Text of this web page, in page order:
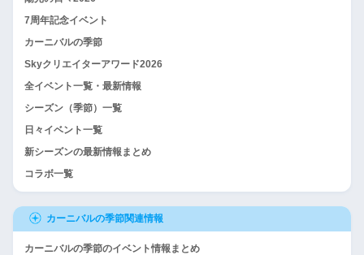
7周年記念イベント
カーニバルの季節
Skyクリエイターアワード2026
全イベント一覧・最新情報
シーズン（季節）一覧
日々イベント一覧
新シーズンの最新情報まとめ
コラボ一覧
カーニバルの季節関連情報
カーニバルの季節のイベント情報まとめ